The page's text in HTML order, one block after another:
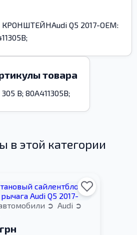
Q5 2017-OEM:
товара
305 B; 80A411305B;
в этой категории
Audi